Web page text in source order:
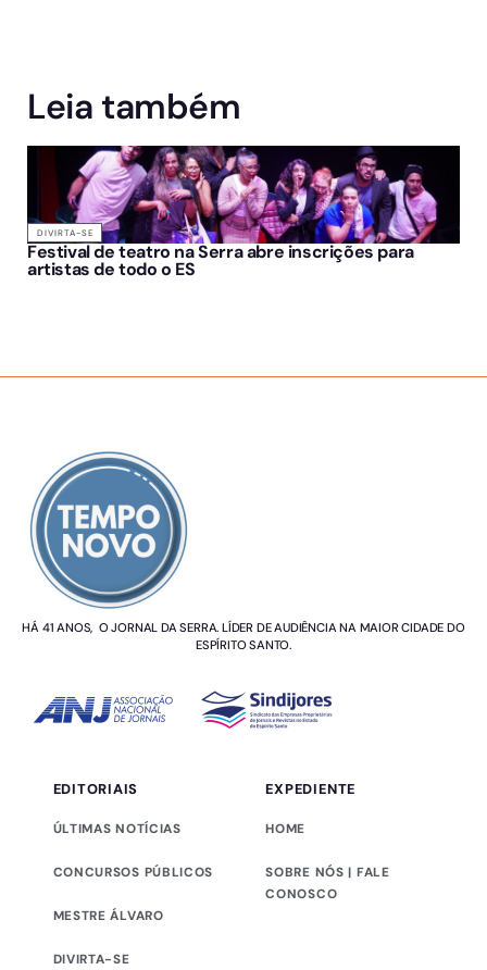
Leia também
DIVIRTA-SE
Festival de teatro na Serra abre inscrições para
artistas de todo o ES
HÁ 41 ANOS, O JORNAL DA SERRA. LÍDER DE AUDIÊNCIA NA MAIOR CIDADE DO
ESPÍRITO SANTO.
EDITORIAIS
ÚLTIMAS NOTÍCIAS
CONCURSOS PÚBLICOS
MESTRE ÁLVARO
DIVIRTA-SE
EXPEDIENTE
HOME
SOBRE NÓS | FALE
CONOSCO